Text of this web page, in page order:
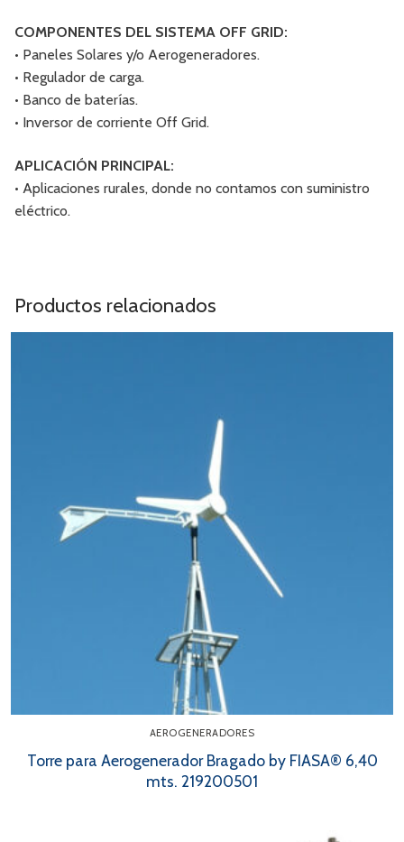
COMPONENTES DEL SISTEMA OFF GRID:
• Paneles Solares y/o Aerogeneradores.
• Regulador de carga.
• Banco de baterías.
• Inversor de corriente Off Grid.
APLICACIÓN PRINCIPAL:
• Aplicaciones rurales, donde no contamos con suministro
eléctrico.
Productos relacionados
AEROGENERADORES
Torre para Aerogenerador Bragado by FIASA® 6,40
mts. 219200501